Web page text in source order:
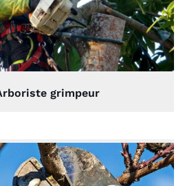
grimpeur
recontacter.